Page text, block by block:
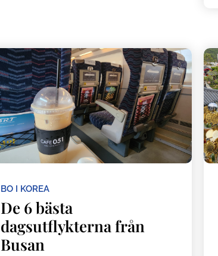
BO I KOREA
De 6 bästa
dagsutflykterna från
Busan